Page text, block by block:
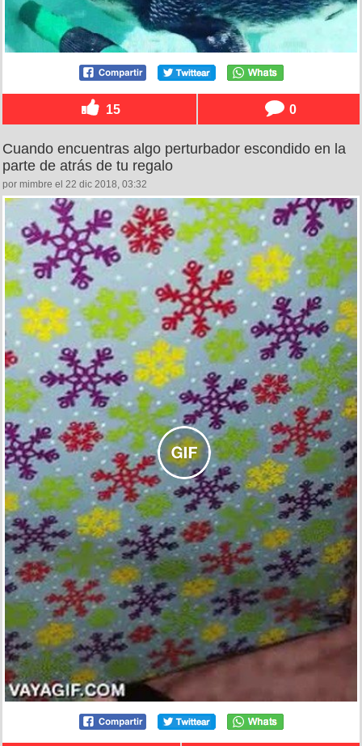
15 0
Cuando encuentras algo perturbador escondido en la
parte de atrás de tu regalo
por mimbre el 22 dic 2018, 03:32